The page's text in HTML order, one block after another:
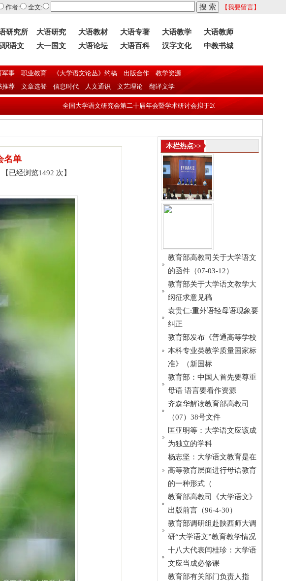
作者: 全文: 【我要留言】
研究所 大语研究 大语教材 大语专著 大语教学
大语教师
职语文 大一国文 大语论坛 大语百科 汉字文化 中教书城
军事 职业教育 《大学语文论丛》约稿 出版合作
教学资源
推荐 文章选登 信息时代 人文通识 文艺理论 翻译文学
全国大学语文研究会第二十届年会暨学术研讨会拟于2026年11月13日—16日在东莞理
名单
已经浏览1492 次】
本栏热点>>
教育部高教司关于大学语文
的函件（07-03-12）
教育部关于大学语文教学大
纲征求意见稿
袁贵仁:重外语轻母语现象要
纠正
教育部发布《普通高等学校
本科专业类教学质量国家标
准》（新国标
教育部：中国人首先要尊重
母语 语言要看作资源
齐森华解读教育部高教司
（07）38号文件
匡亚明等：大学语文应该成
为独立的学科
杨志坚：大学语文教育是在
高等教育层面进行母语教育
的一种形式（
教育部高教司《大学语文》
出版前言（96-4-30）
教育部调研组赴陕西师大调
研“大学语文”教育教学情况
十八大代表闫桂珍：大学语
文应当成必修课
教育部有关部门负责人指